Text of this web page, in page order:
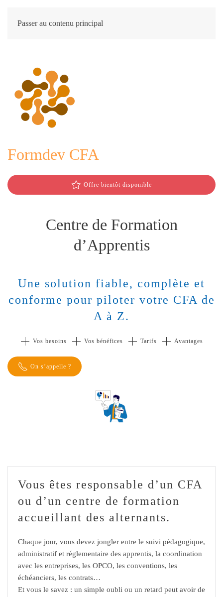
Passer au contenu principal
Formdev CFA
Offre bientôt disponible
Centre de Formation
d’Apprentis
Une solution fiable, complète et
conforme pour piloter votre CFA de
A à Z.
Vos besoins Vos bénéfices Tarifs Avantages
On s’appelle ?
Vous êtes responsable d’un CFA
ou d’un centre de formation
accueillant des alternants.
Chaque jour, vous devez jongler entre le suivi pédagogique,
administratif et réglementaire des apprentis, la coordination
avec les entreprises, les OPCO, les conventions, les
échéanciers, les contrats…
Et vous le savez : un simple oubli ou un retard peut avoir de